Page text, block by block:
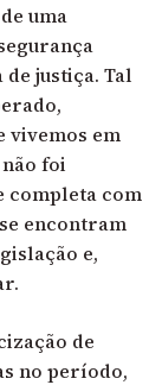
uma
justiça. Tal
vivemos em
foi
completa com
encontram
e,
de
no período,